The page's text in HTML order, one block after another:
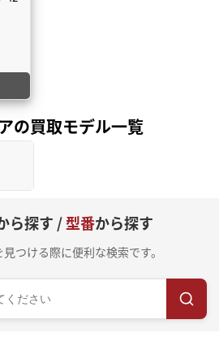
の買取モデル一覧
ら探す /型番から探す
つける際に便利な検索です。